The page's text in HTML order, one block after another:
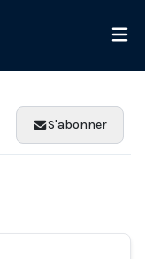
S'abonner